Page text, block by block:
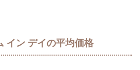
イン デイの平均価格